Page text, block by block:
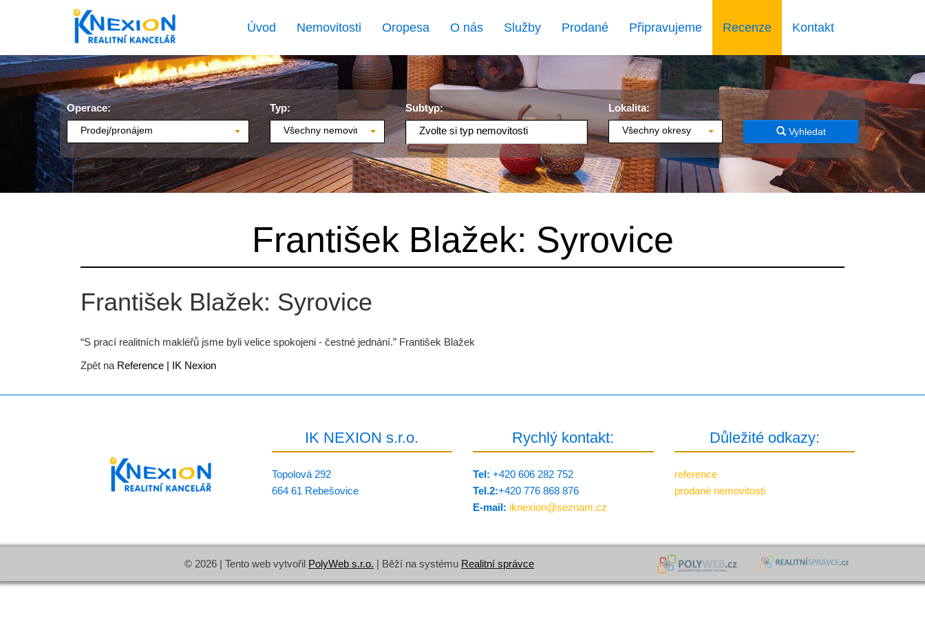
Úvod Nemovitosti Oropesa O nás Služby Prodané Připravujeme Recenze Kontakt
Operace:
Prodej/pronájem
Typ:
Všechny nemovitosti
Subtyp:
Zvolte si typ nemovitosti
Lokalita:
Všechny okresy Vyhledat
František Blažek: Syrovice
František Blažek: Syrovice
“S prací realitních makléřů jsme byli velice spokojeni - čestné jednání.” František Blažek
Zpět na Reference | IK Nexion
IK NEXION s.r.o.
Topolová 292
664 61 Rebešovice
Rychlý kontakt:
Tel: +420 606 282 752
Tel.2:+420 776 8­68 876
E-mail: iknexion@seznam.cz
Důležité odkazy:
reference
prodané nemovitosti
© 2026 | Tento web vytvořil PolyWeb s.r.o. | Běží na systému Realitní správce